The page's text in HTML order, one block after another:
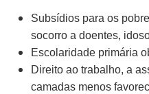
Subsídios para os
socorro a doentes,
Escolaridade primária
Direito ao trabalho, a
camadas menos